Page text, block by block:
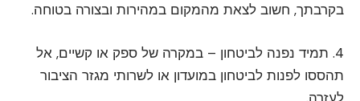
בקרבתך, חשוב לצאת מהמקום במהירות ובצורה בטוחה.
4. תמיד נפנה לביטחון – במקרה של ספק או קשיים, אל
תהססו לפנות לביטחון במועדון או לשרותי מגזר הציבור